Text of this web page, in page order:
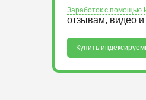
Заработок с помощью
отзывам, видео
Купить